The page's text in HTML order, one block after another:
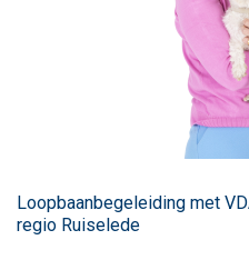
Loopbaanbegeleiding met
regio Ruiselede